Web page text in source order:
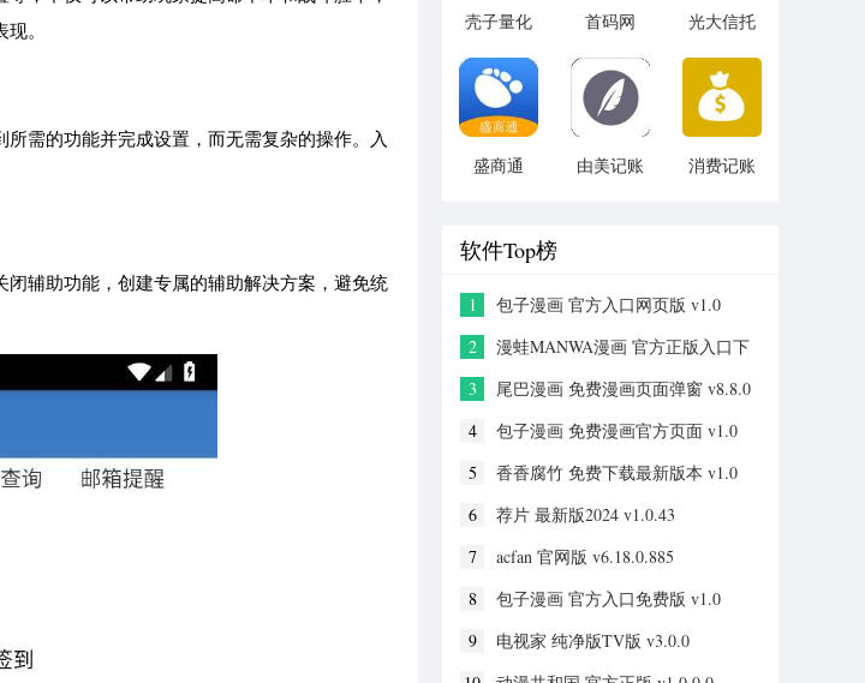
。
需的功能并完成设置，而无需复杂的操作。入
辅助功能，创建专属的辅助解决方案，避免统
壳子量化
首码网
光大信托
盛商通
由美记账
消费记账
软件Top榜
1
包子漫画 官方入口网页版 v1.0
2
漫蛙MANWA漫画 官方正版入口下
3
尾巴漫画 免费漫画页面弹窗 v8.8.0
4
包子漫画 免费漫画官方页面 v1.0
5
香香腐竹 免费下载最新版本 v1.0
6
荐片 最新版2024 v1.0.43
7
acfan 官网版 v6.18.0.885
8
包子漫画 官方入口免费版 v1.0
9
电视家 纯净版TV版 v3.0.0